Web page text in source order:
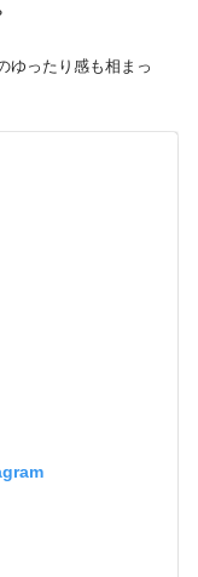
ゆったり感も相まっ